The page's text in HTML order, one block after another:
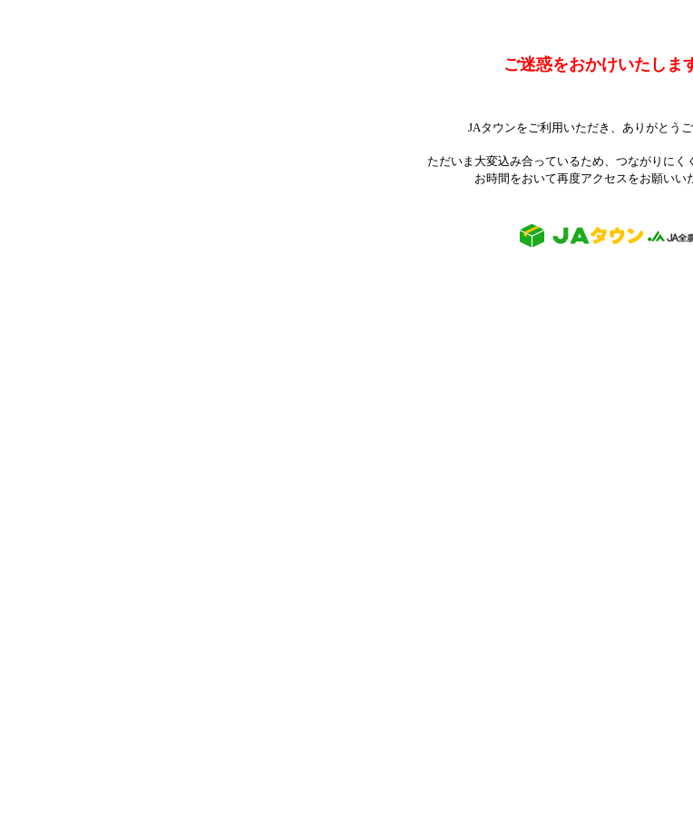
ご迷惑をおかけいたしま
JAタウンをご利用いただき、ありがとうご
ただいま大変込み合っているため、つながりにく
お時間をおいて再度アクセスをお願いい